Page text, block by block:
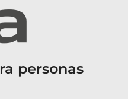
personas